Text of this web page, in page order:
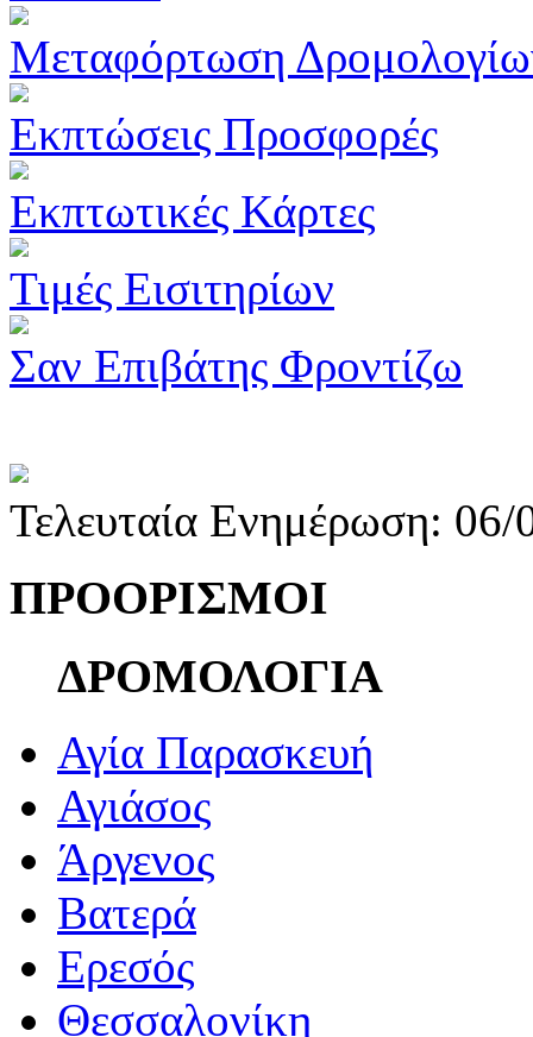
Μεταφόρτωση
Εκπτώσεις Προσφορές
Εκπτωτικές Κάρτες
Τιμές Εισιτηρίων
Σαν Επιβάτης Φροντίζω
Τελευταία Ενημέρωση:
ΠΡΟΟΡΙΣΜΟΙ
ΔΡΟΜΟΛΟΓΙΑ
Αγία Παρασκευή
Αγιάσος
Άργενος
Βατερά
Ερεσός
Θεσσαλονίκη